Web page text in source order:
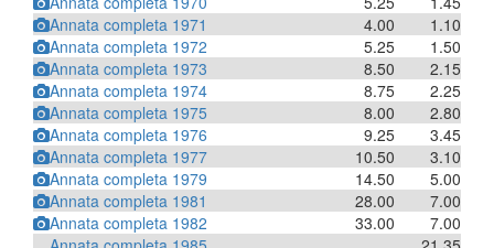
Annata completa 1971
4.00
1.10
Annata completa 1972
5.25
1.50
Annata completa 1973
8.50
2.15
Annata completa 1974
8.75
2.25
Annata completa 1975
8.00
2.80
Annata completa 1976
9.25
3.45
Annata completa 1977
10.50
3.10
Annata completa 1979
14.50
5.00
Annata completa 1981
28.00
7.00
Annata completa 1982
33.00
7.00